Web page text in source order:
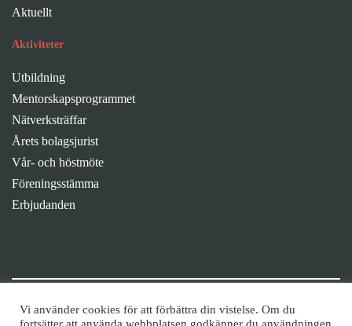
Aktuellt
Aktiviteter
Utbildning
Mentorskapsprogrammet
Nätverksträffar
Årets bolagsjurist
Vår- och höstmöte
Föreningsstämma
Erbjudanden
Fortsätt diskussionen i våra grupper
Vi använder cookies för att förbättra din vistelse. Om du